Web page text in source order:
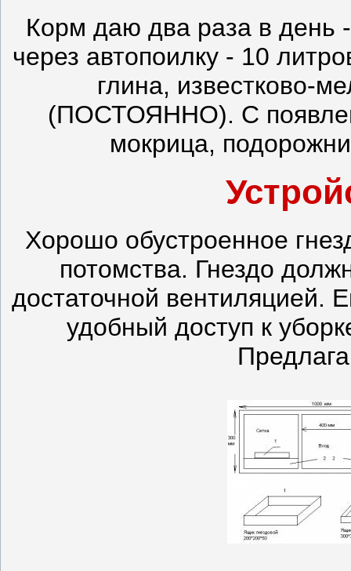
Корм даю два раза в день
через автопоилку - 10
глина, известково-
(ПОСТОЯННО). С
мокрица,
Хорошо обустроенное
потомства. Гнездо
достаточной вентиляцией.
удобный доступ к